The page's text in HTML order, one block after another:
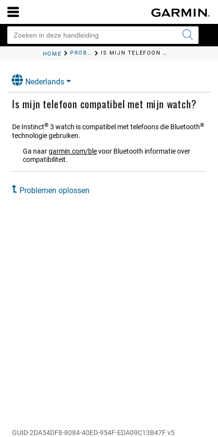
HOME PROBLEMEN OPLOSSEN IS MIJN TELEFOON COMPATIBEL MET MIJN WATCH?
Nederlands
Is mijn telefoon compatibel met mijn watch?
De Instinct® 3 watch is compatibel met telefoons die Bluetooth®
technologie gebruiken.
Ga naargarmin.com/blevoor Bluetooth informatie over
compatibiliteit.
Problemen oplossen
GUID-2DA54DF8-8084-40ED-954F-EDA09C13B47F v5